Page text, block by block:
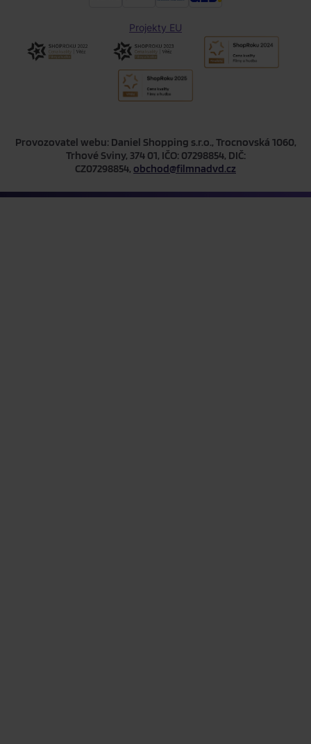
Projekty EU
Provozovatel webu: Daniel Shopping s.r.o., Trocnovská 1060,
Trhové Sviny, 374 01, IČO: 07298854, DIČ:
CZ07298854, obchod@filmnadvd.cz